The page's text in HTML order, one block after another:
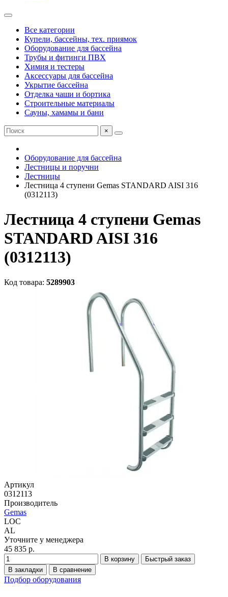
Все категории
Купели, бассейны, тех. приямок
Оборудование для бассейна
Трубы и фитинги ПВХ
Химия и тестеры
Аксессуары для бассейна
Укрытие бассейна
Отделка чаши и бортика
Строительные материалы
Сауны, хамамы и бани
×
Оборудование для бассейна
Лестницы и поручни
Лестницы
Лестница 4 ступени Gemas STANDARD AISI 316
(0312113)
Лестница 4 ступени Gemas
STANDARD AISI 316
(0312113)
Код товара: 5289903
Артикул
0312113
Производитель
Gemas
LOC
AL
Уточните у менеджера
45 835 р.
В корзину
Быстрый заказ
В закладки
В сравнение
Подбор оборудования